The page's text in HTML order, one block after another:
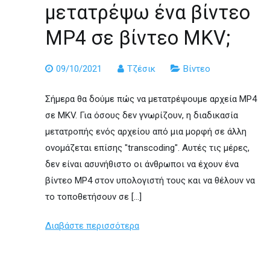
μετατρέψω ένα βίντεο
MP4 σε βίντεο MKV;
09/10/2021 Τζέσικ Βίντεο
Σήμερα θα δούμε πώς να μετατρέψουμε αρχεία MP4
σε MKV. Για όσους δεν γνωρίζουν, η διαδικασία
μετατροπής ενός αρχείου από μια μορφή σε άλλη
ονομάζεται επίσης "transcoding". Αυτές τις μέρες,
δεν είναι ασυνήθιστο οι άνθρωποι να έχουν ένα
βίντεο MP4 στον υπολογιστή τους και να θέλουν να
το τοποθετήσουν σε […]
Διαβάστε περισσότερα